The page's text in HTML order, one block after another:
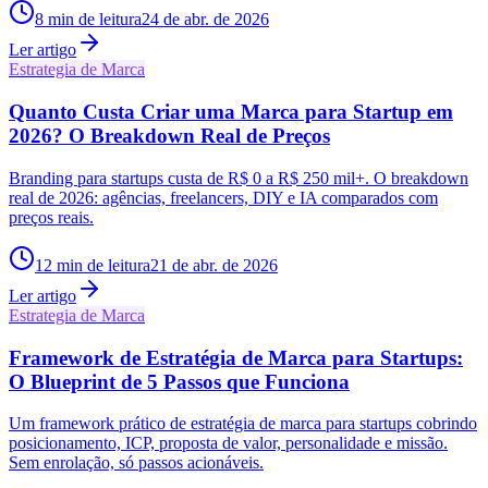
8 min de leitura24 de abr. de 2026
Ler artigo
Estrategia de Marca
Quanto Custa Criar uma Marca para Startup em
2026? O Breakdown Real de Preços
Branding para startups custa de R$ 0 a R$ 250 mil+. O breakdown
real de 2026: agências, freelancers, DIY e IA comparados com
preços reais.
12 min de leitura21 de abr. de 2026
Ler artigo
Estrategia de Marca
Framework de Estratégia de Marca para Startups:
O Blueprint de 5 Passos que Funciona
Um framework prático de estratégia de marca para startups cobrindo
posicionamento, ICP, proposta de valor, personalidade e missão.
Sem enrolação, só passos acionáveis.